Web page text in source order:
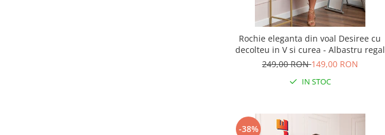
Rochie eleganta din voal Desiree cu
decolteu in V si curea - Albastru regal
249,00 RON149,00 RON
IN STOC
-38%